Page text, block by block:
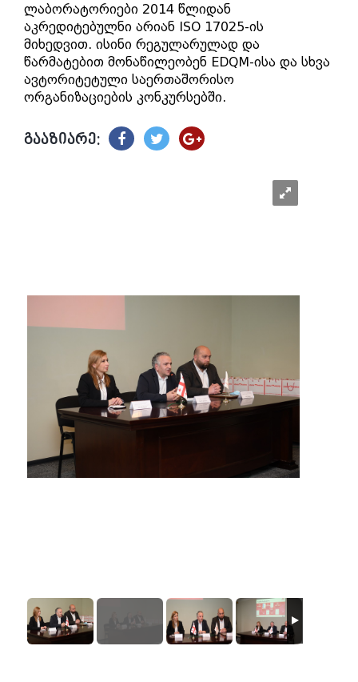
ლაბორატორიები 2014 წლიდან
აკრედიტებულნი არიან ISO 17025-ის
მიხედვით. ისინი რეგულარულად და
წარმატებით მონაწილეობენ EDQM-ისა და სხვა
ავტორიტეტული საერთაშორისო
ორგანიზაციების კონკურსებში.
გააზიარე: